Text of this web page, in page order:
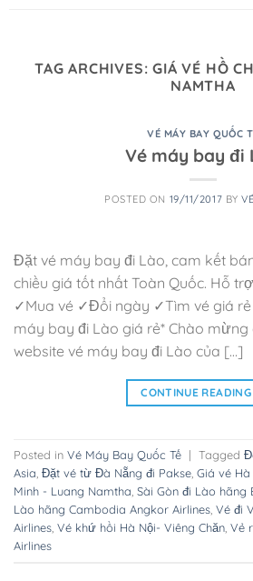
TAG ARCHIVES:GIÁ VÉ HỒ
NAMTHA
VÉ MÁY BAY QUỐC
Vé máy bay đi
POSTED ON 19/11/2017 BY
Đặt vé máy bay đi Lào, cam kết
chiều giá tốt nhất Toàn Quốc. Hỗ
✓Mua vé ✓Đổi ngày ✓Tìm vé giá
máy bay đi Lào giá rẻ* Chào
website vé máy bay đi Lào của […]
CONTINUE READING
Posted in Vé Máy Bay Quốc Tế | Tagged
Asia Đặt vé từ Đà Nẵng đi Pakse Giá vé
Minh - Luang Namtha Sài Gòn đi Lào hãng
Lào hãng Cambodia Angkor Airlines Vé đi
Airlines Vé khứ hồi Hà Nội- Viêng Chăn Vẻ
Airlines